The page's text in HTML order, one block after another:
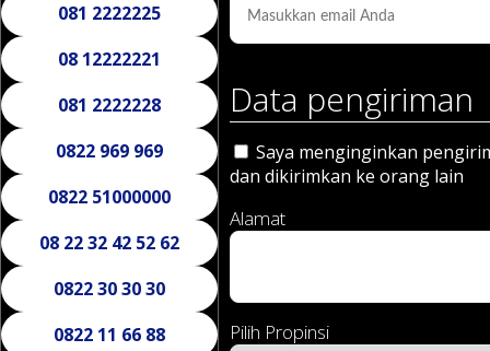
081 2222225
08 12222221
081 2222228
0822 969 969
0822 51000000
08 22 32 42 52 62
0822 30 30 30
0822 11 66 88
Data pengiriman
Saya menginginkan
dan dikirimkan ke orang lain
Alamat
Pilih Propinsi